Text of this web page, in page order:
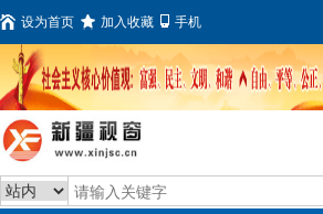
设为首页 加入收藏 手机